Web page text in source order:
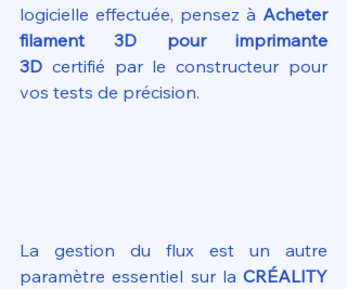
logicielle effectuée, pensez à Acheter
filament 3D pour imprimante
3D certifié par le constructeur pour
vos tests de précision.
La gestion du flux est un autre
paramètre essentiel sur la CRÉALITY